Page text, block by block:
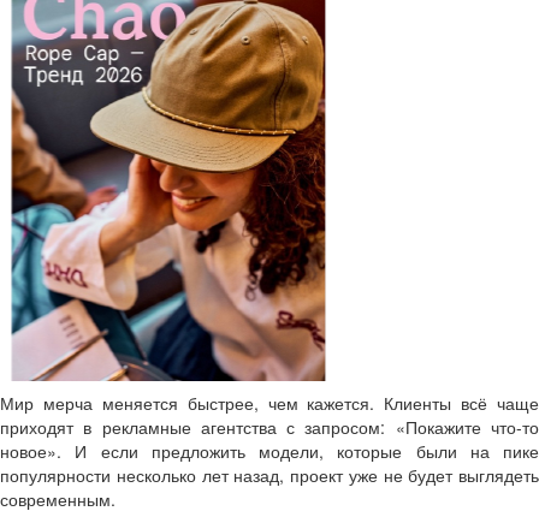
Мир мерча меняется быстрее, чем кажется. Клиенты всё чаще
приходят в рекламные агентства с запросом: «Покажите что-то
новое». И если предложить модели, которые были на пике
популярности несколько лет назад, проект уже не будет выглядеть
современным.